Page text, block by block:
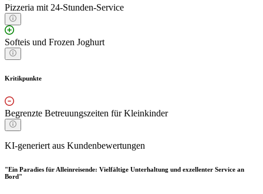
Pizzeria mit 24-Stunden-Service
Softeis und Frozen Joghurt
Kritikpunkte
Begrenzte Betreuungszeiten für Kleinkinder
KI-generiert aus Kundenbewertungen
"Ein Paradies für Alleinreisende: Vielfältige Unterhaltung und exzellenter Service an
Bord"